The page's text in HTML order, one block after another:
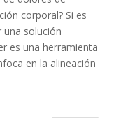
corporal? Si es
una solución
es una herramienta
en la alineación